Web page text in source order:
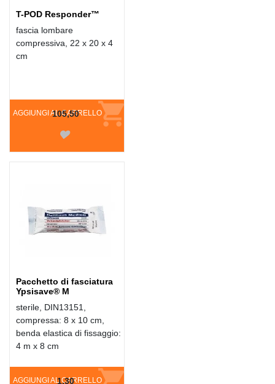
T-POD Responder™
fascia lombare
compressiva, 22 x 20 x 4
cm
AGGIUNGI AL CARRELLO
105,50
Pacchetto di fasciatura
Ypsisave® M
sterile, DIN13151,
compressa: 8 x 10 cm,
benda elastica di fissaggio:
4 m x 8 cm
AGGIUNGI AL CARRELLO
1,30